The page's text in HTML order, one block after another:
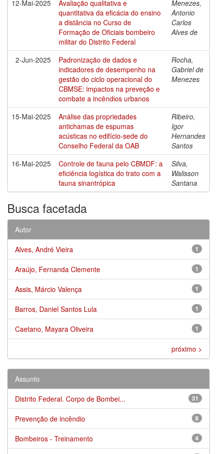
12-Mai-2025
Avaliação qualitativa e
quantitativa da eficácia do ensino
a distância no Curso de
Formação de Oficiais bombeiro
militar do Distrito Federal
Menezes,
Antonio
Carlos
Alves de
2-Jun-2025
Padronização de dados e
indicadores de desempenho na
gestão do ciclo operacional do
CBMSE: impactos na preveção e
combate a incêndios urbanos
Rocha,
Gabriel de
Menezes
15-Mai-2025
Análise das propriedades
antichamas de espumas
acústicas no edifício-sede do
Conselho Federal da OAB
Ribeiro,
Igor
Hernandes
Santos
16-Mai-2025
Controle de fauna pelo CBMDF: a
eficiência logística do trato com a
fauna sinantrópica
Silva,
Walisson
Santana
Busca facetada
Autor
1
Alves, André Vieira
1
Araújo, Fernanda Clemente
1
Assis, Márcio Valença
1
Barros, Daniel Santos Lula
1
Caetano, Mayara Oliveira
próximo >
Assunto
31
Distrito Federal. Corpo de Bombei...
8
Prevenção de incêndio
4
Bombeiros - Treinamento